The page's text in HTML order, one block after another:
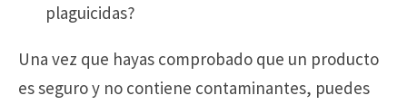
plaguicidas?
Una vez que hayas comprobado que un producto
es seguro y no contiene contaminantes, puedes